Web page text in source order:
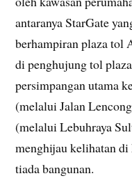
antaranya StarGate
berhampiran plaza tol
di penghujung tol
persimpangan utama
(melalui Jalan
(melalui Lebuhraya
menghijau kelihatan
tiada bangunan.